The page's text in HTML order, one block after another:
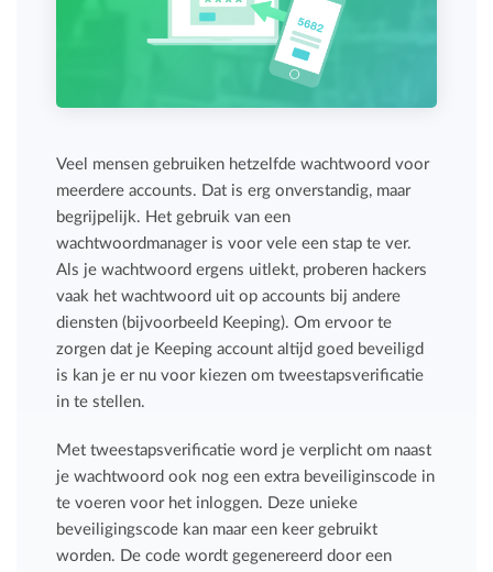
Veel mensen gebruiken hetzelfde wachtwoord voor
meerdere accounts. Dat is erg onverstandig, maar
begrijpelijk. Het gebruik van een
wachtwoordmanager is voor vele een stap te ver.
Als je wachtwoord ergens uitlekt, proberen hackers
vaak het wachtwoord uit op accounts bij andere
diensten (bijvoorbeeld Keeping). Om ervoor te
zorgen dat je Keeping account altijd goed beveiligd
is kan je er nu voor kiezen om tweestapsverificatie
in te stellen.
Met tweestapsverificatie word je verplicht om naast
je wachtwoord ook nog een extra beveiliginscode in
te voeren voor het inloggen. Deze unieke
beveiligingscode kan maar een keer gebruikt
worden. De code wordt gegenereerd door een